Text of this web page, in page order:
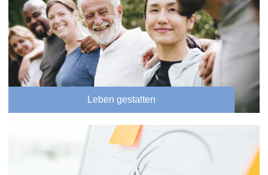
Leben gestalten